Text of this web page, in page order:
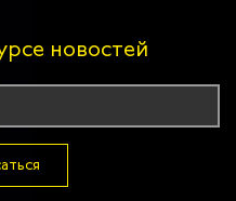
новостей